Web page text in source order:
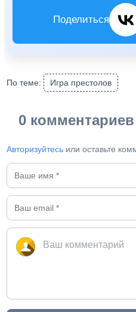
Поделиться
По теме: Игра престолов
0 комментариев
Авторизуйтесь или оставьте